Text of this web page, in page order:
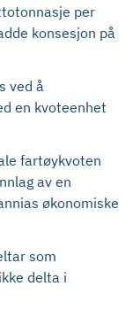
per
konsesjon på
ved å
en kvoteenhet
fartøykvoten
av en
økonomiske
som
delta i